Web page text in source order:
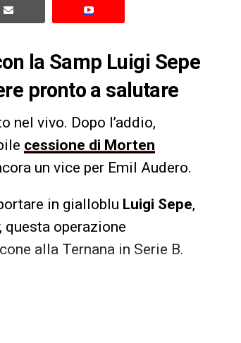
la Samp Luigi Sepe
pronto a salutare
nel vivo. Dopo l’addio,
cessione di Morten
un vice per Emil Audero.
in gialloblu Luigi Sepe,
, questa operazione
alla Ternana in Serie B.